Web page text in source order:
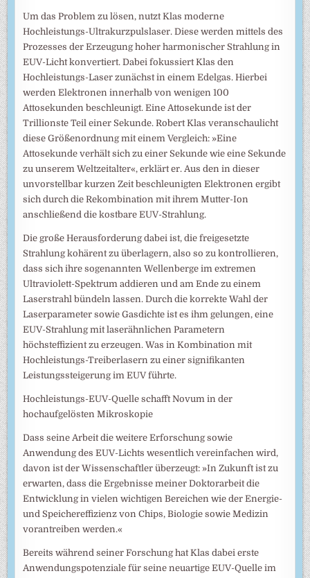
Um das Problem zu lösen, nutzt Klas moderne
Hochleistungs-Ultrakurzpulslaser. Diese werden mittels des
Prozesses der Erzeugung hoher harmonischer Strahlung in
EUV-Licht konvertiert. Dabei fokussiert Klas den
Hochleistungs-Laser zunächst in einem Edelgas. Hierbei
werden Elektronen innerhalb von wenigen 100
Attosekunden beschleunigt. Eine Attosekunde ist der
Trillionste Teil einer Sekunde. Robert Klas veranschaulicht
diese Größenordnung mit einem Vergleich: »Eine
Attosekunde verhält sich zu einer Sekunde wie eine Sekunde
zu unserem Weltzeitalter«, erklärt er. Aus den in dieser
unvorstellbar kurzen Zeit beschleunigten Elektronen ergibt
sich durch die Rekombination mit ihrem Mutter-Ion
anschließend die kostbare EUV-Strahlung.
Die große Herausforderung dabei ist, die freigesetzte
Strahlung kohärent zu überlagern, also so zu kontrollieren,
dass sich ihre sogenannten Wellenberge im extremen
Ultraviolett-Spektrum addieren und am Ende zu einem
Laserstrahl bündeln lassen. Durch die korrekte Wahl der
Laserparameter sowie Gasdichte ist es ihm gelungen, eine
EUV-Strahlung mit laserähnlichen Parametern
höchsteffizient zu erzeugen. Was in Kombination mit
Hochleistungs-Treiberlasern zu einer signifikanten
Leistungssteigerung im EUV führte.
Hochleistungs-EUV-Quelle schafft Novum in der
hochaufgelösten Mikroskopie
Dass seine Arbeit die weitere Erforschung sowie
Anwendung des EUV-Lichts wesentlich vereinfachen wird,
davon ist der Wissenschaftler überzeugt: »In Zukunft ist zu
erwarten, dass die Ergebnisse meiner Doktorarbeit die
Entwicklung in vielen wichtigen Bereichen wie der Energie-
und Speichereffizienz von Chips, Biologie sowie Medizin
vorantreiben werden.«
Bereits während seiner Forschung hat Klas dabei erste
Anwendungspotenziale für seine neuartige EUV-Quelle im